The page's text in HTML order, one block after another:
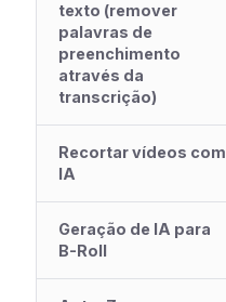
texto (remover
palavras de
preenchimento
através da
transcrição)
Recortar vídeos com
IA
Geração de IA para
B-Roll